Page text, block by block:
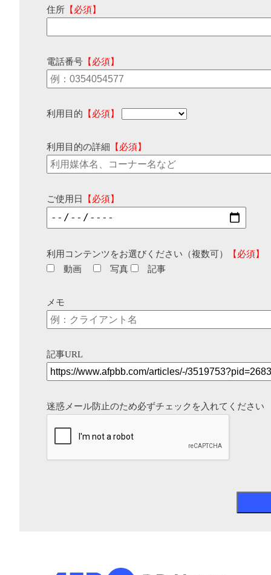
住所 【必須】
電話番号 【必須】
利用目的 【必須】
利用目的の詳細 【必須】
ご使用日 【必須】
利用コンテンツをお選びください（複数可）
【必須】
動画
写真 記事
メモ
記事URL
迷惑メール防止のため必ずチェックを入れてください